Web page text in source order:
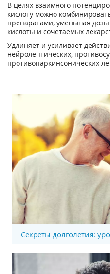
В целях взаимного
кислоту можно
препаратами, уменьшая
кислоты и сочетаемых
Удлиняет и усиливает
нейролептических,
противопаркинсонических
Секреты долголетия: